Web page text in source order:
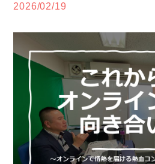
2026/02/19